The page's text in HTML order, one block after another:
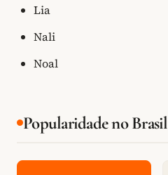
Lia
Nali
Noal
Popularidade no Brasil